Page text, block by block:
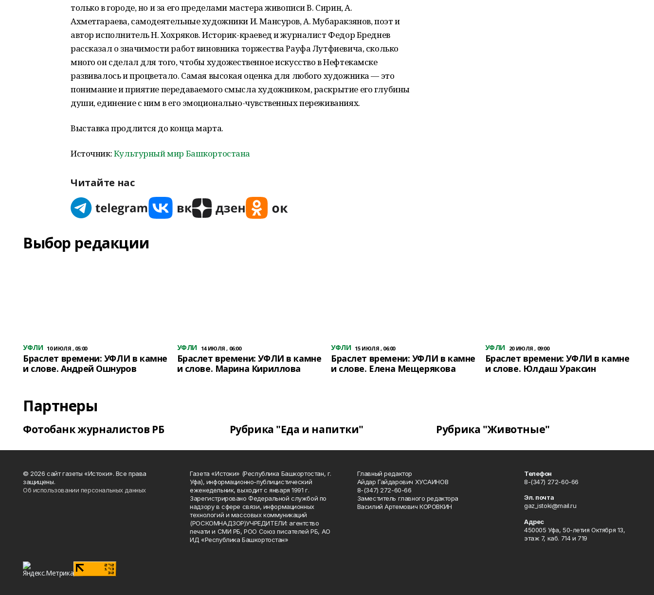
только в городе, но и за его пределами мастера живописи В. Сирин, А.
Ахметгараева, самодеятельные художники И. Мансуров, А. Мубаракзянов, поэт и
автор исполнитель Н. Хохряков. Историк-краевед и журналист Федор Бреднев
рассказал о значимости работ виновника торжества Рауфа Лутфиевича, сколько
много он сделал для того, чтобы художественное искусство в Нефтекамске
развивалось и процветало. Самая высокая оценка для любого художника — это
понимание и приятие передаваемого смысла художником, раскрытие его глубины
души, единение с ним в его эмоционально-чувственных переживаниях.
Выставка продлится до конца марта.
Источник:Культурный мир Башкортостана
Читайте нас
Выбор редакции
УФЛИ 10 ИЮЛЯ , 05:00
Браслет времени: УФЛИ в камне
и слове. Андрей Ошнуров
УФЛИ 14 ИЮЛЯ , 06:00
Браслет времени: УФЛИ в камне
и слове. Марина Кириллова
УФЛИ 15 ИЮЛЯ , 06:00
Браслет времени: УФЛИ в камне
и слове. Елена Мещерякова
УФЛИ 20 ИЮЛЯ , 09:00
Браслет времени: УФЛИ в камне
и слове. Юлдаш Ураксин
Партнеры
Фотобанк журналистов РБ Рубрика "Еда и напитки" Рубрика "Животные"
© 2026 сайт газеты «Истоки». Все права
защищены.
Об использовании персональных данных
Газета «Истоки» (Республика Башкортостан, г.
Уфа), информационно-публицистический
еженедельник, выходит с января 1991 г.
Зарегистрировано Федеральной службой по
надзору в сфере связи, информационных
технологий и массовых коммуникаций
(РОСКОМНАДЗОР)УЧРЕДИТЕЛИ: агентство
печати и СМИ РБ, РОО Союз писателей РБ, АО
ИД «Республика Башкортостан»
Главный редактор
Айдар Гайдарович ХУСАИНОВ
8-(347) 272-60-66
Заместитель главного редактора
Василий Артемович КОРОВКИН
Телефон
8-(347) 272-60-66
Эл. почта
gaz_istoki@mail.ru
Адрес
450005 Уфа, 50-летия Октября 13,
этаж 7, каб. 714 и 719